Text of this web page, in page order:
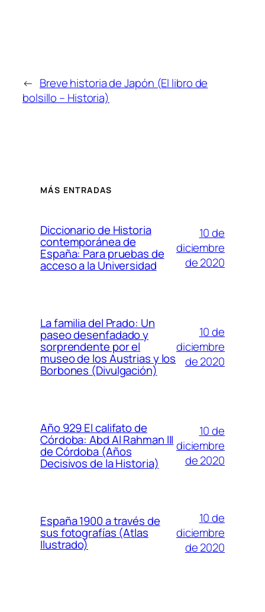
← Breve historia de Japón (El libro de
bolsillo – Historia)
MÁS ENTRADAS
Diccionario de Historia
contemporánea de
España: Para pruebas de
acceso a la Universidad
10 de
diciembre
de 2020
La familia del Prado: Un
paseo desenfadado y
sorprendente por el
museo de los Austrias y los
Borbones (Divulgación)
10 de
diciembre
de 2020
Año 929 El califato de
Córdoba: Abd Al Rahman III
de Córdoba (Años
Decisivos de la Historia)
10 de
diciembre
de 2020
España 1900 a través de
sus fotografías (Atlas
Ilustrado)
10 de
diciembre
de 2020